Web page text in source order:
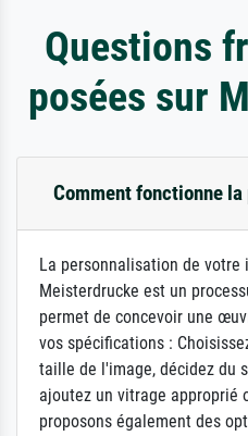
Questions
posées sur
Comment fonctionne
La personnalisation de votre
Meisterdrucke est un
permet de concevoir une
vos spécifications :
taille de l'image, décidez du
ajoutez un vitrage approprié
proposons également des